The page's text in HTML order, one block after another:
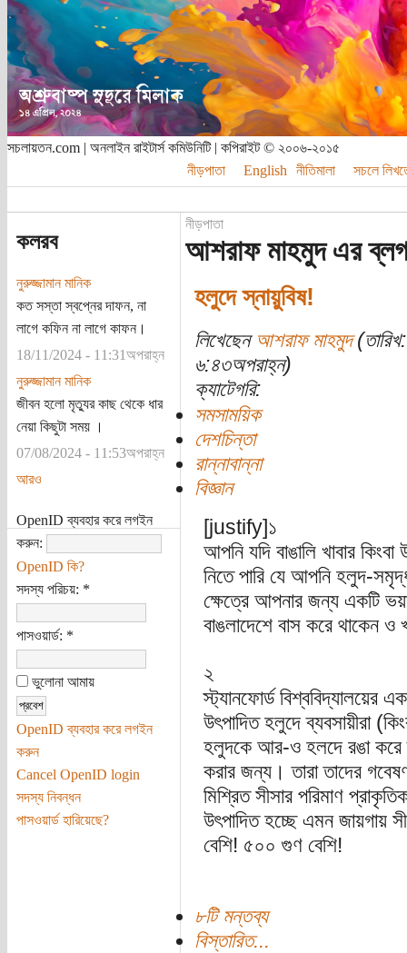
সচলায়তন.com | অনলাইন রাইটার্স কমিউনিটি | কপিরাইট © ২০০৬-২০১৫
নীড়পাতা
English নীতিমালা সচলে
কলরব
নুরুজ্জামান মানিক
কত সস্তা স্বপ্নের দাফন, না
লাগে কফিন না লাগে কাফন।
18/11/2024 - 11:31অপরাহ্ন
নুরুজ্জামান মানিক
জীবন হলো মৃত্যুর কাছ থেকে ধার
নেয়া কিছুটা সময় ।
07/08/2024 - 11:53অপরাহ্ন
আরও
OpenID ব্যবহার করে লগইন
করুন:
OpenID কি?
সদস্য পরিচয়: *
পাসওয়ার্ড: *
ভুলোনা আমায়
OpenID ব্যবহার করে লগইন
করুন
Cancel OpenID login
সদস্য নিবন্ধন
পাসওয়ার্ড হারিয়েছে?
নীড়পাতা
আশরাফ মাহমুদ এর ব্লগ
হলুদে স্নায়ুবিষ!
লিখেছেন আশরাফ মাহমুদ
৬:৪৩অপরাহ্ন)
ক্যাটেগরি:
সমসাময়িক
দেশচিন্তা
রান্নাবান্না
বিজ্ঞান
[justify]১
আপনি যদি বাঙালি খাবার
নিতে পারি যে আপনি হলুদ-
ক্ষেত্রে আপনার জন্য একটি
বাঙলাদেশে বাস করে থাকেন ও
২
স্ট্যানফোর্ড বিশ্ববিদ্যালয়ের
উৎপাদিত হলুদে ব্যবসায়ীরা
হলুদকে আর-ও হলদে রঙা করে
করার জন্য। তারা তাদের
মিশ্রিত সীসার পরিমাণ
উৎপাদিত হচ্ছে এমন জায়গায়
বেশি! ৫০০ গুণ বেশি!
৮টি মন্তব্য
বিস্তারিত...